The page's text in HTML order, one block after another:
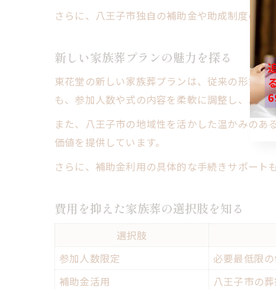
さらに、八王子市独自の補助金や助成制度の案
新しい家族葬プランの魅力を探る
東花堂の新しい家族葬プランは、従来の形式に
も、参加人数や式の内容を柔軟に調整し、より
また、八王子市の地域性を活かした温かみの
価値を提供しています。
さらに、補助金利用の具体的な手続きサポート
費用を抑えた家族葬の選択肢を知る
選択肢
参加人数限定
必要最低限
補助金活用
八王子市の